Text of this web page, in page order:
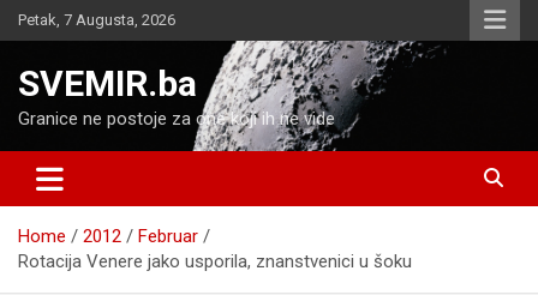
Skip
to
Petak, 7 Augusta, 2026
SVEMIR.ba
Granice ne postoje za one koji ih ne vide
Home 2012
Februar
Rotacija Venere jako usporila, znanstvenici u šoku